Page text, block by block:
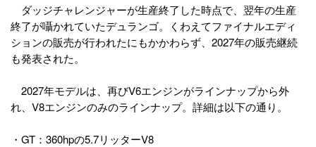
ダッジチャレンジャーが生産終了した時点で、翌年の生産
終了が囁かれていたデュランゴ。くわえてファイナルエディ
ションの販売が行われたにもかかわらず、2027年の販売継続
も発表された。
2027年モデルは、再びV6エンジンがラインナップから外
れ、V8エンジンのみのラインナップ。詳細は以下の通り。
・GT：360hpの5.7リッターV8